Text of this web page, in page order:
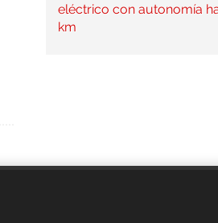
eléctrico con autonomía
km